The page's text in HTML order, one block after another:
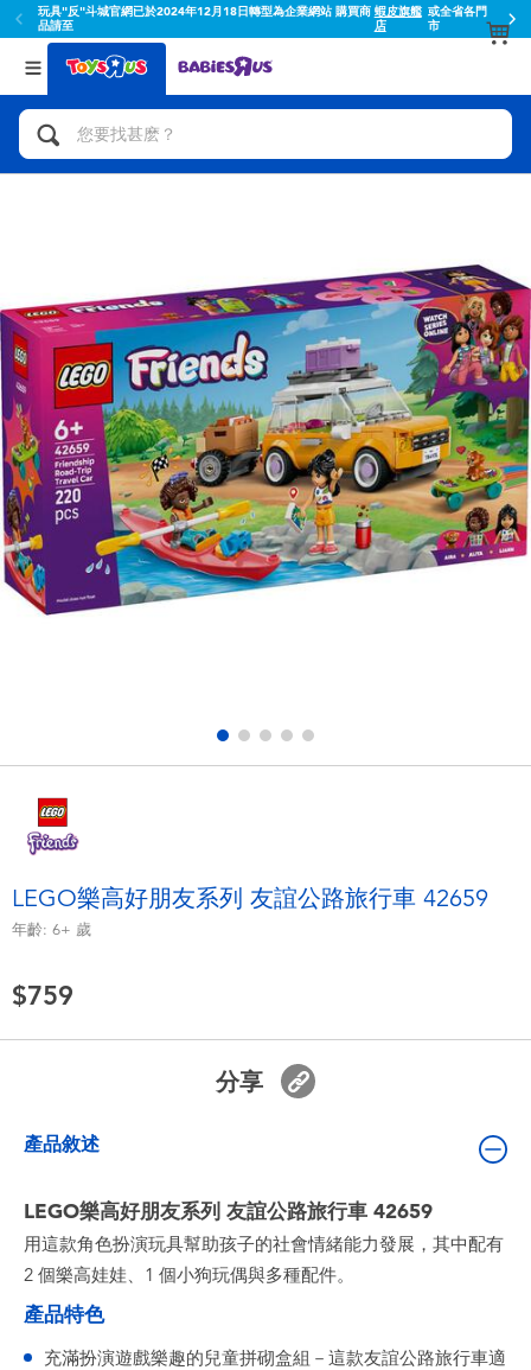
玩具"反"斗城官網已於2024年12月18日轉型為企業網站 購買商
品請至
蝦皮旗艦
店
或全省各門
市
返回
分類目錄
人氣英雄,角色扮演,射擊玩具
玩具車,貨車,火車及遙控系列
手工藝,文具,蠟筆,泥膠,畫板
娃娃, 芭比,收藏公仔
電子玩具
遊戲及拼圖系列
電池
任天堂 Switch
盲盒
角色收藏
返回
品牌
Toy Story玩具總動員
Fuggler
Miniso名創優品
playpop
LEGO樂高
Barbie芭比
LEGO樂高好朋友系列 友誼公路旅行車 42659
年齡: 6+ 歲
$759
分享
產品敘述
LEGO樂高好朋友系列 友誼公路旅行車 42659
用這款角色扮演玩具幫助孩子的社會情緒能力發展，其中配有
2 個樂高娃娃、1 個小狗玩偶與多種配件。
產品特色
充滿扮演遊戲樂趣的兒童拼砌盒組－這款友誼公路旅行車適